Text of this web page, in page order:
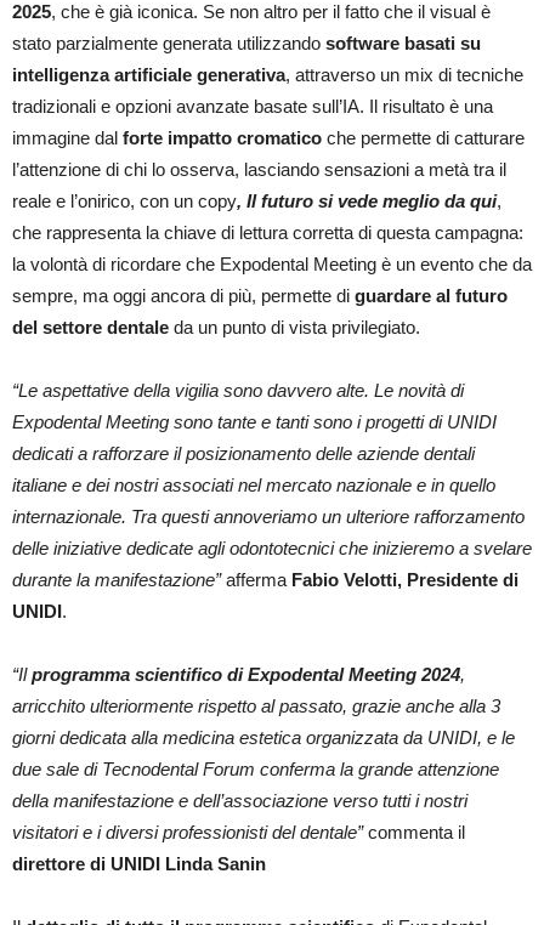
2025, che è già iconica. Se non altro per il fatto che il visual è
stato parzialmente generata utilizzando software basati su
intelligenza artificiale generativa, attraverso un mix di tecniche
tradizionali e opzioni avanzate basate sull’IA. Il risultato è una
immagine dal forte impatto cromatico che permette di catturare
l’attenzione di chi lo osserva, lasciando sensazioni a metà tra il
reale e l’onirico, con un copy, Il futuro si vede meglio da qui,
che rappresenta la chiave di lettura corretta di questa campagna:
la volontà di ricordare che Expodental Meeting è un evento che da
sempre, ma oggi ancora di più, permette di guardare al futuro
del settore dentale da un punto di vista privilegiato.
“Le aspettative della vigilia sono davvero alte. Le novità di
Expodental Meeting sono tante e tanti sono i progetti di UNIDI
dedicati a rafforzare il posizionamento delle aziende dentali
italiane e dei nostri associati nel mercato nazionale e in quello
internazionale. Tra questi annoveriamo un ulteriore rafforzamento
delle iniziative dedicate agli odontotecnici che inizieremo a svelare
durante la manifestazione”afferma Fabio Velotti, Presidente di
UNIDI.
“Ilprogramma scientifico di Expodental Meeting 2024,
arricchito ulteriormente rispetto al passato, grazie anche alla 3
giorni dedicata alla medicina estetica organizzata da UNIDI, e le
due sale di Tecnodental Forum conferma la grande attenzione
della manifestazione e dell’associazione verso tutti i nostri
visitatori e i diversi professionisti del dentale”commenta il
direttore di UNIDI Linda Sanin